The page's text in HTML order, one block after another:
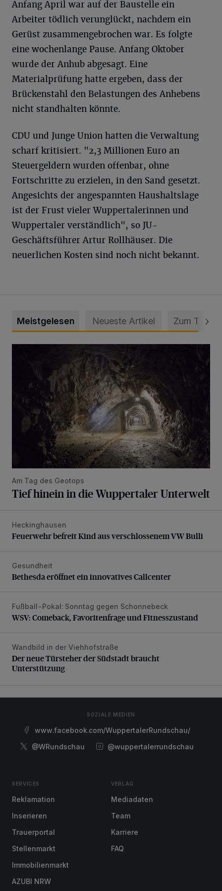
Anfang April war auf der Baustelle ein
Arbeiter tödlich verunglückt, nachdem ein
Gerüst zusammengebrochen war. Es folgte
eine wochenlange Pause. Anfang Oktober
wurde der Anhub abgesagt. Eine
Materialprüfung hatte ergeben, dass der
Brückenstahl den Belastungen des Anhebens
nicht standhalten könnte.
CDU und Junge Union hatten die Verwaltung
scharf kritisiert. "2,3 Millionen Euro an
Steuergeldern wurden offenbar, ohne
Fortschritte zu erzielen, in den Sand gesetzt.
Angesichts der angespannten Haushaltslage
ist der Frust vieler Wuppertalerinnen und
Wuppertaler verständlich", so JU-
Geschäftsführer Artur Rollhäuser. Die
neuerlichen Kosten sind noch nicht bekannt.
Meistgelesen Neueste Artikel Zum Thema
Am Tag des Geotops
Tief hinein in die Wuppertaler Unterwelt
Feuerwehr befreit Kind aus verschlossenem VW Bulli
Heckinghausen
Feuerwehr befreit Kind aus verschlossenem VW Bulli
Bethesda eröffnet ein innovatives Callcenter
Gesundheit
Bethesda eröffnet ein innovatives Callcenter
WSV: Comeback, Favoritenfrage und Fitnesszustand
Fußball-Pokal: Sonntag gegen Schonnebeck
WSV: Comeback, Favoritenfrage und Fitnesszustand
Der neue Türsteher der Südstadt braucht Unterstützung
Wandbild in der Viehhofstraße
Der neue Türsteher der Südstadt braucht
Unterstützung
SOZIALE MEDIEN
www.facebook.com/WuppertalerRundschau/
@WRundschau
@wuppertalerrundschau
SERVICES
Reklamation
Inserieren
Trauerportal
Stellenmarkt
Immobilienmarkt
AZUBI NRW
VERLAG
Mediadaten
Team
Karriere
FAQ